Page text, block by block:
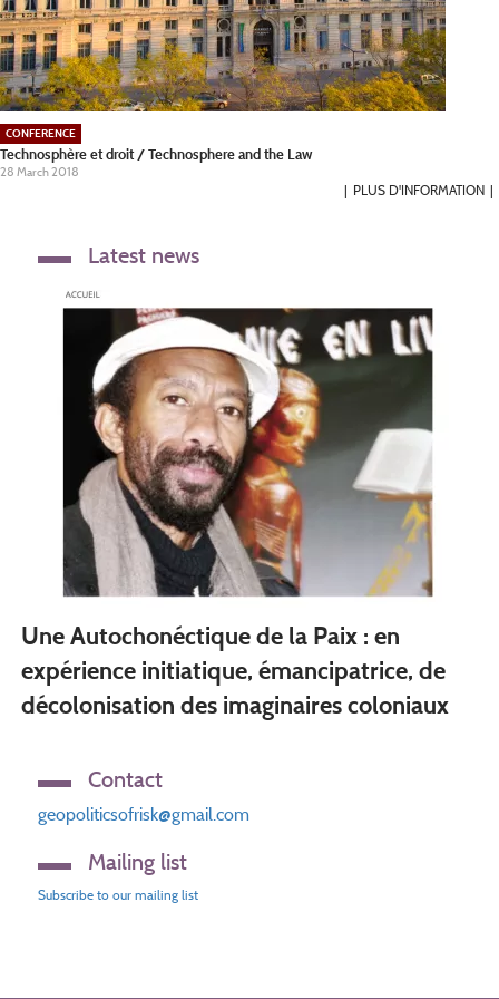
CONFERENCE
Technosphère et droit / Technosphere and the Law
28 March 2018
PLUS D'INFORMATION
Latest news
Une Autochonéctique de la Paix : en
expérience initiatique, émancipatrice, de
décolonisation des imaginaires coloniaux
Contact
geopoliticsofrisk@gmail.com
Mailing list
Subscribe to our mailing list